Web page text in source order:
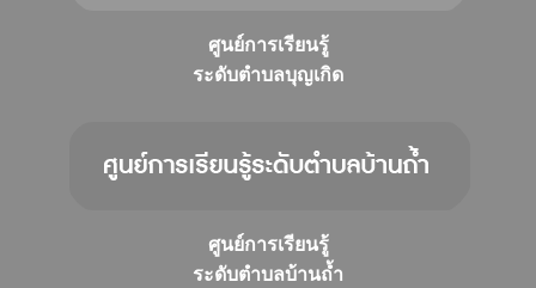
ศูนย์การเรียนรู้
ระดับตำบลบุญเกิด
ศูนย์การเรียนรู้
ระดับตำบลบ้านถ้ำ